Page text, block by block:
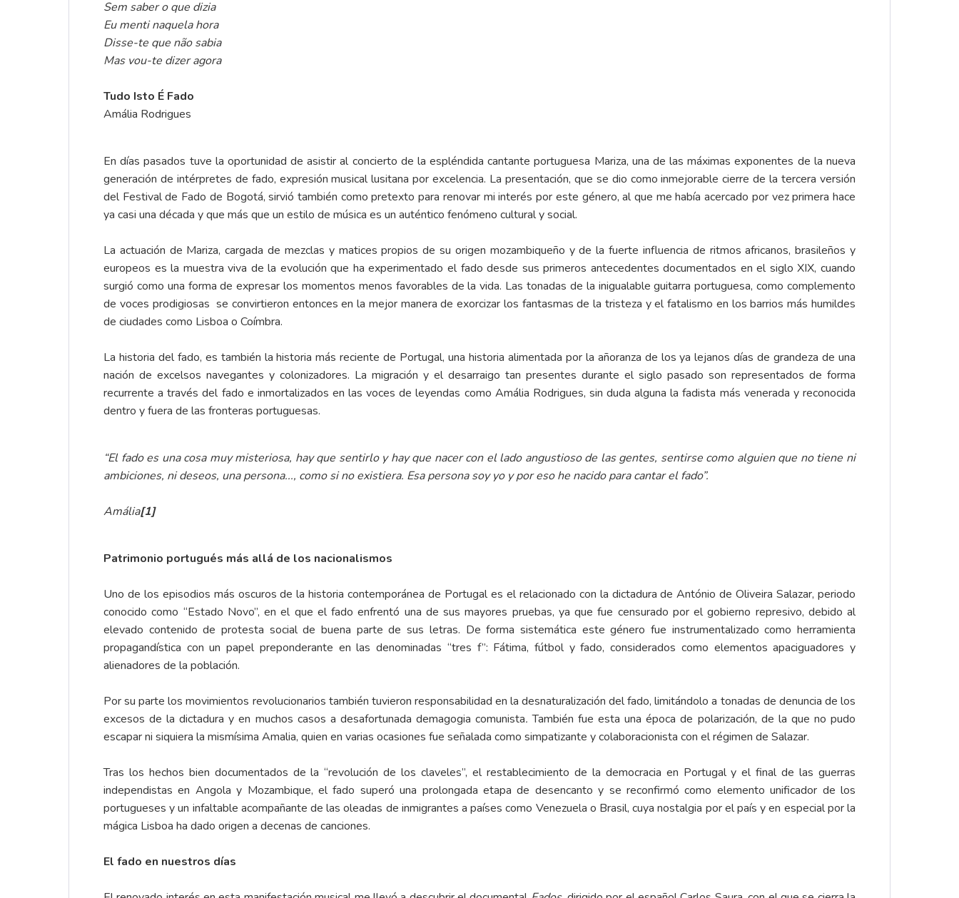
Sem saber o que dizia
Eu menti naquela hora
Disse-te que não sabia
Mas vou-te dizer agora
Tudo Isto É Fado
Amália Rodrigues
En días pasados tuve la oportunidad de asistir al concierto de la espléndida cantante portuguesa Mariza, una de las máximas exponentes de la nueva
generación de intérpretes de fado, expresión musical lusitana por excelencia. La presentación, que se dio como inmejorable cierre de la tercera versión
del Festival de Fado de Bogotá, sirvió también como pretexto para renovar mi interés por este género, al que me había acercado por vez primera hace
ya casi una década y que más que un estilo de música es un auténtico fenómeno cultural y social.
La actuación de Mariza, cargada de mezclas y matices propios de su origen mozambiqueño y de la fuerte influencia de ritmos africanos, brasileños y
europeos es la muestra viva de la evolución que ha experimentado el fado desde sus primeros antecedentes documentados en el siglo XIX, cuando
surgió como una forma de expresar los momentos menos favorables de la vida. Las tonadas de la inigualable guitarra portuguesa, como complemento
de voces prodigiosas se convirtieron entonces en la mejor manera de exorcizar los fantasmas de la tristeza y el fatalismo en los barrios más humildes
de ciudades como Lisboa o Coímbra.
La historia del fado, es también la historia más reciente de Portugal, una historia alimentada por la añoranza de los ya lejanos días de grandeza de una
nación de excelsos navegantes y colonizadores. La migración y el desarraigo tan presentes durante el siglo pasado son representados de forma
recurrente a través del fado e inmortalizados en las voces de leyendas como Amália Rodrigues, sin duda alguna la fadista más venerada y reconocida
dentro y fuera de las fronteras portuguesas.
“El fado es una cosa muy misteriosa, hay que sentirlo y hay que nacer con el lado angustioso de las gentes, sentirse como alguien que no tiene ni
ambiciones, ni deseos, una persona..., como si no existiera. Esa persona soy yo y por eso he nacido para cantar el fado”.
Amália[1]
Patrimonio portugués más allá de los nacionalismos
Uno de los episodios más oscuros de la historia contemporánea de Portugal es el relacionado con la dictadura de António de Oliveira Salazar, periodo
conocido como “Estado Novo”, en el que el fado enfrentó una de sus mayores pruebas, ya que fue censurado por el gobierno represivo, debido al
elevado contenido de protesta social de buena parte de sus letras. De forma sistemática este género fue instrumentalizado como herramienta
propagandística con un papel preponderante en las denominadas “tres f”: Fátima, fútbol y fado, considerados como elementos apaciguadores y
alienadores de la población.
Por su parte los movimientos revolucionarios también tuvieron responsabilidad en la desnaturalización del fado, limitándolo a tonadas de denuncia de los
excesos de la dictadura y en muchos casos a desafortunada demagogia comunista.También fue esta una época de polarización, de la que no pudo
escapar ni siquiera la mismísima Amalia, quien en varias ocasiones fue señalada como simpatizante y colaboracionista con el régimen de Salazar.
Tras los hechos bien documentados de la “revolución de los claveles”, el restablecimiento de la democracia en Portugal y el final de las guerras
independistas en Angola y Mozambique, el fado superó una prolongada etapa de desencanto y se reconfirmó como elemento unificador de los
portugueses y un infaltable acompañante de las oleadas de inmigrantes a países como Venezuela o Brasil, cuya nostalgia por el país y en especial por la
mágica Lisboa ha dado origen a decenas de canciones.
El fado en nuestros días